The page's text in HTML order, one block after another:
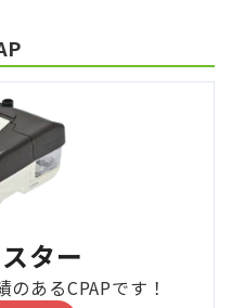
ター
あるCPAPです！